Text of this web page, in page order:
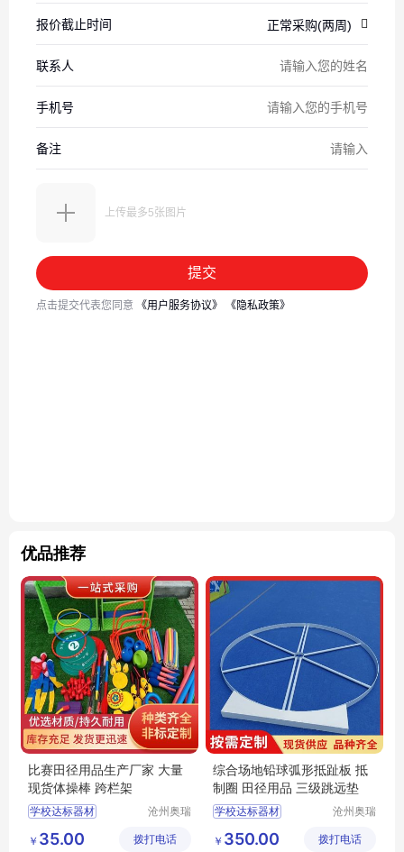
优品推荐
比赛田径用品生产厂家 大量
现货体操棒 跨栏架
学校达标器材
体操用品
沧州奥瑞
制造有限
￥ 35.00 拨打电话
综合场地铅球弧形抵趾板 抵
制圈 田径用品 三级跳远垫
学校达标器材
体操用品
沧州奥瑞
制造有限
￥ 350.00 拨打电话